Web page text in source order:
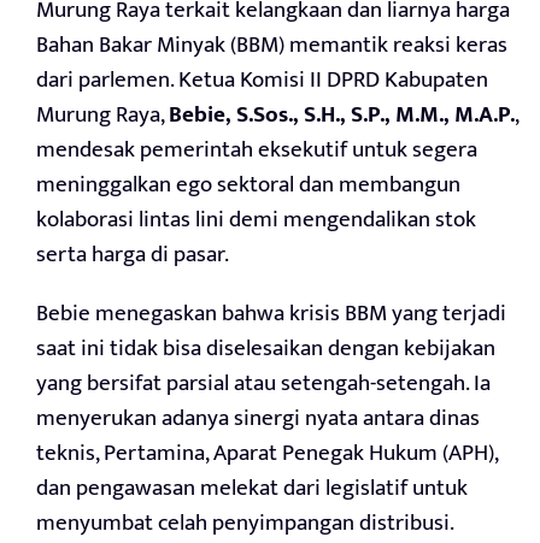
Murung Raya terkait kelangkaan dan liarnya harga
Bahan Bakar Minyak (BBM) memantik reaksi keras
dari parlemen. Ketua Komisi II DPRD Kabupaten
Murung Raya,Bebie, S.Sos., S.H., S.P., M.M., M.A.P.,
mendesak pemerintah eksekutif untuk segera
meninggalkan ego sektoral dan membangun
kolaborasi lintas lini demi mengendalikan stok
serta harga di pasar.
Bebie menegaskan bahwa krisis BBM yang terjadi
saat ini tidak bisa diselesaikan dengan kebijakan
yang bersifat parsial atau setengah-setengah. Ia
menyerukan adanya sinergi nyata antara dinas
teknis, Pertamina, Aparat Penegak Hukum (APH),
dan pengawasan melekat dari legislatif untuk
menyumbat celah penyimpangan distribusi.